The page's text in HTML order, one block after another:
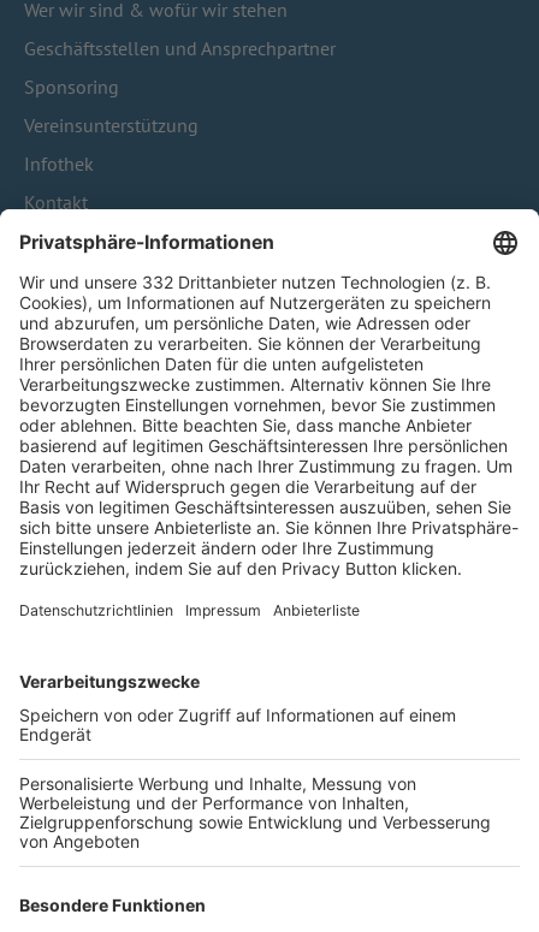
Wer wir sind & wofür wir stehen
Geschäftsstellen und Ansprechpartner
Sponsoring
Vereinsunterstützung
Infothek
Kontakt
HÄUFIG BESUCHTE SEITEN
Pässe und Vereinswechsel
Trainerausbildung
Schulungsangebot Vereinsmitarbeiter
BFV-Geschäftsstellen
Trainerbörse
Login SpielPlus
FOLGE DEM BFV
TOP-VEREINE
TOP-PARTNER